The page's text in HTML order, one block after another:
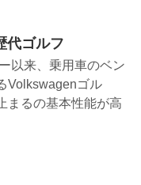
代ゴルフ
以来、乗用車のベン
Volkswagenゴル
まるの基本性能が高